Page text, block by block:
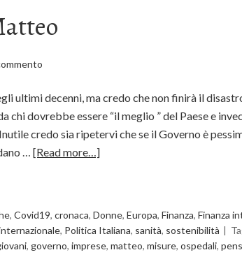
ultimi decenni, ma credo che non finirà il
chi dovrebbe essere “il meglio ” del Paese e
credo sia ripetervi che se il Governo è
… [Read more…]
, Covid19, cronaca, Donne, Europa, Finanza, Finanza
, Politica Italiana, sanità, sostenibilità
, governo, imprese, matteo, misure, ospedali,